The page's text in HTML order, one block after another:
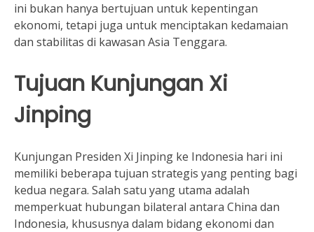
ini bukan hanya bertujuan untuk kepentingan
ekonomi, tetapi juga untuk menciptakan kedamaian
dan stabilitas di kawasan Asia Tenggara.
Tujuan Kunjungan Xi
Jinping
Kunjungan Presiden Xi Jinping ke Indonesia hari ini
memiliki beberapa tujuan strategis yang penting bagi
kedua negara. Salah satu yang utama adalah
memperkuat hubungan bilateral antara China dan
Indonesia, khususnya dalam bidang ekonomi dan